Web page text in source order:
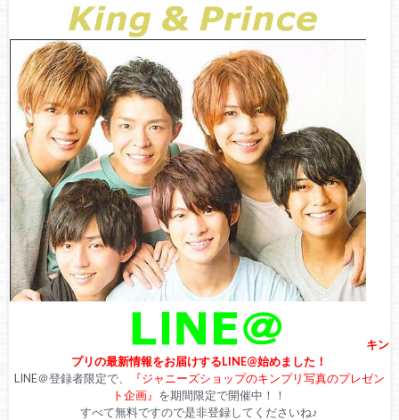
キン
プリの最新情報をお届けするLINE@始めました！
LINE＠登録者限定で、
『ジャニーズショップのキンプリ写真のプレゼン
ト企画』 を期間限定で開催中！！
すべて無料ですので是非登録してくださいね♪